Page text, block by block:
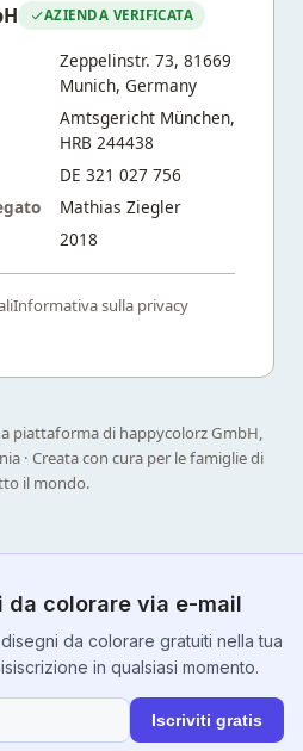
AZIENDA VERIFICATA
Zeppelinstr. 73, 81669
Munich, Germany
Amtsgericht München,
HRB 244438
DE 321 027 756
Mathias Ziegler
2018
Informativa sulla privacy
piattaforma di happycolorz GmbH,
· Creata con cura per le famiglie di
il mondo.
da colorare via e-mail
da colorare gratuiti nella tua
in qualsiasi momento.
Iscriviti gratis